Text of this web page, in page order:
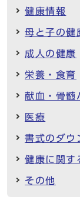
健康情報
母と子の健
成人の健康
栄養・食育
献血・骨髄
医療
書式のダウ
健康に関す
その他